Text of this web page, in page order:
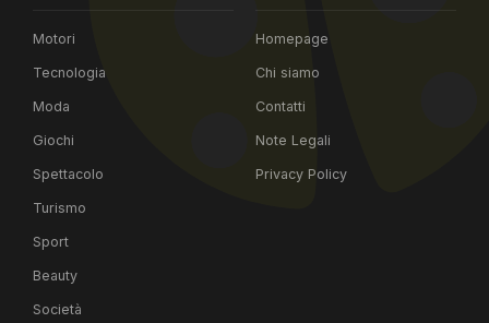
Motori
Tecnologia
Moda
Giochi
Spettacolo
Turismo
Sport
Beauty
Società
Homepage
Chi siamo
Contatti
Note Legali
Privacy Policy